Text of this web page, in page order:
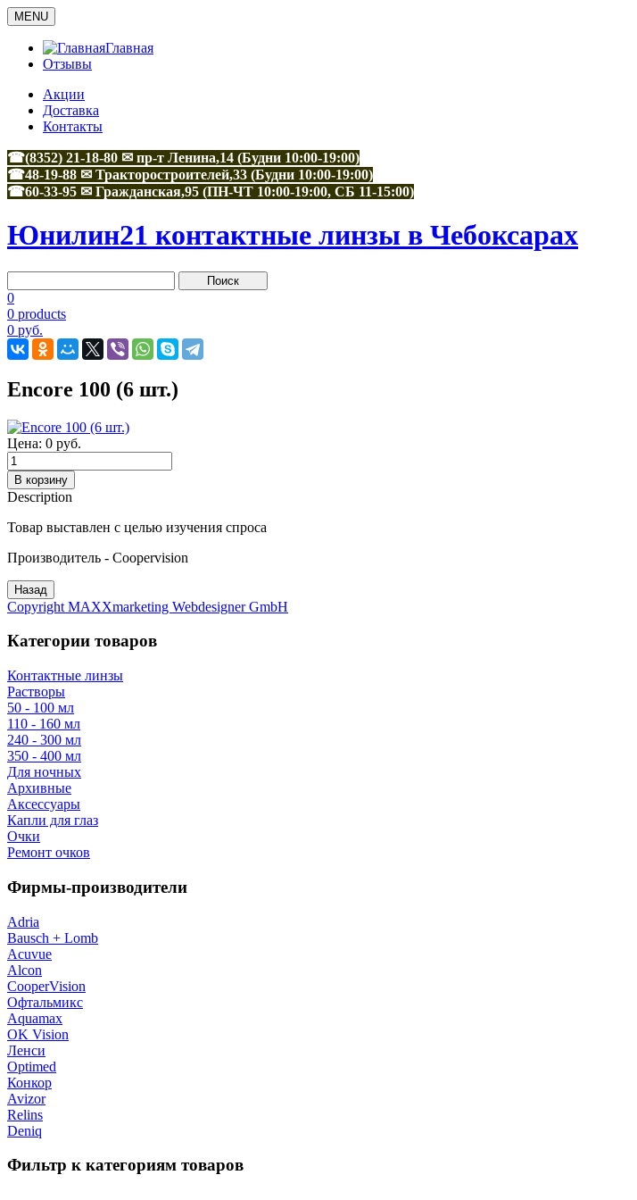
MENU
Главная
Отзывы
Акции
Доставка
Контакты
☎(8352) 21-18-80 ✉ пр-т Ленина,14 (Будни 10:00-19:00)
☎48-19-88 ✉ Тракторостроителей,33 (Будни 10:00-19:00)
☎60-33-95 ✉ Гражданская,95 (ПН-ЧТ 10:00-19:00, СБ 11-15:00)
Юнилин21 контактные линзы в Чебоксарах
0
0 products
0 руб.
Encore 100 (6 шт.)
Цена: 0 руб.
Description
Товар выставлен с целью изучения спроса
Производитель - Coopervision
Copyright MAXXmarketing Webdesigner GmbH
Категории товаров
Контактные линзы
Растворы
50 - 100 мл
110 - 160 мл
240 - 300 мл
350 - 400 мл
Для ночных
Архивные
Аксессуары
Капли для глаз
Очки
Ремонт очков
Фирмы-производители
Adria
Bausch + Lomb
Acuvue
Alcon
CooperVision
Офтальмикс
Aquamax
OK Vision
Ленси
Optimed
Конкор
Avizor
Relins
Deniq
Фильтр к категориям товаров